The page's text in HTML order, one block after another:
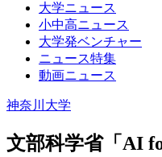
大学ニュース
小中高ニュース
大学発ベンチャー
ニュース特集
動画ニュース
神奈川大学
文部科学省「AI